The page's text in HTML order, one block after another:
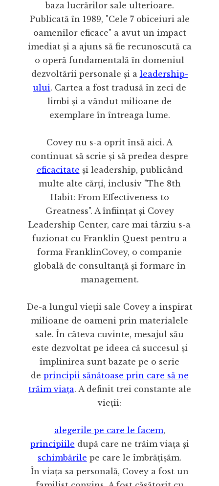
baza lucrărilor sale ulterioare.
Publicată în 1989, "Cele 7 obiceiuri ale
oamenilor eficace" a avut un impact
imediat și a ajuns să fie recunoscută ca
o operă fundamentală în domeniul
dezvoltării personale și a leadership-
ului. Cartea a fost tradusă în zeci de
limbi și a vândut milioane de
exemplare în întreaga lume.
Covey nu s-a oprit însă aici. A
continuat să scrie și să predea despre
eficacitate și leadership, publicând
multe alte cărți, inclusiv "The 8th
Habit: From Effectiveness to
Greatness". A înființat și Covey
Leadership Center, care mai târziu s-a
fuzionat cu Franklin Quest pentru a
forma FranklinCovey, o companie
globală de consultanță și formare în
management.
De-a lungul vieții sale Covey a inspirat
milioane de oameni prin materialele
sale. În câteva cuvinte, mesajul său
este dezvoltat pe ideea că succesul și
împlinirea sunt bazate pe o serie
de principii sănătoase prin care să ne
trăim viața. A definit trei constante ale
vieții:
alegerile pe care le facem,
principiile după care ne trăim viața și
schimbările pe care le îmbrățișăm.
În viața sa personală, Covey a fost un